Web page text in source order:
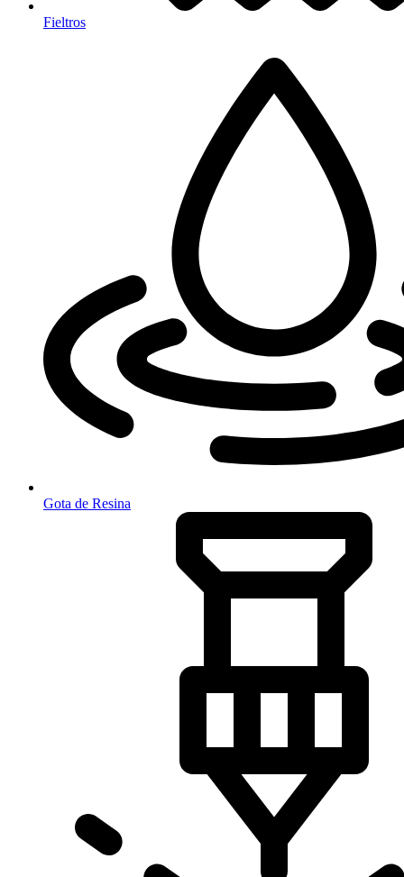
Fieltros
Gota de Resina